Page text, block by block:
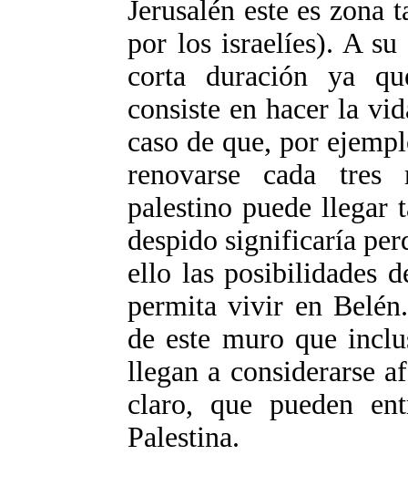
Jerusalén este es zona
por los israelíes). A
corta duración ya
consiste en hacer la
caso de que, por
renovarse cada
palestino puede llegar
despido significaría
ello las posibilidades
permita vivir en
de este muro que
llegan a considerarse
claro, que pueden
Palestina.